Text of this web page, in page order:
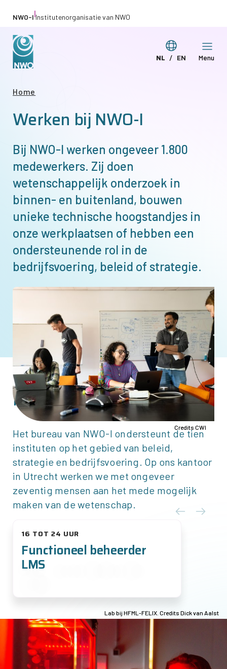
naar
gaan
NWO-I|Institutenorganisatie van NWO
Taal
NL EN Menu
Kruimelpad
Home
Werken bij NWO-I
Bij NWO-I werken ongeveer 1.800
medewerkers. Zij doen
wetenschappelijk onderzoek in
binnen- en buitenland, bouwen
unieke technische hoogstandjes in
onze werkplaatsen of hebben een
ondersteunende rol in de
bedrijfsvoering, beleid of strategie.
Credits CWI
Instituten ondersteunen
Vacatures bureauNWO-I
Het bureau van NWO-I ondersteunt de tien
instituten op het gebied van beleid,
strategie en bedrijfsvoering. Op ons kantoor
in Utrecht werken we met ongeveer
zeventig mensen aan het mede mogelijk
maken van de wetenschap.
16 TOT 24 UUR
Functioneel beheerder
LMS
Afbeelding
Lab bij HFML-FELIX. Credits Dick van Aalst